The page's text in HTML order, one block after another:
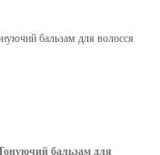
бальзам для